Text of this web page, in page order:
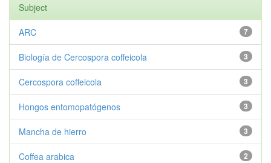
Subject
7
ARC
3
Biología de Cercospora coffeicola
3
Cercospora coffeicola
3
Hongos entomopatógenos
3
Mancha de hierro
2
Coffea arabica